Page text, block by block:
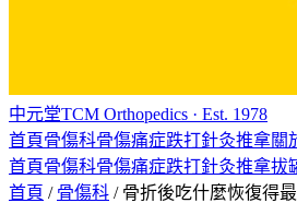
中元堂TCM Orthopedics · Est. 1978
首頁骨傷科骨傷痛症跌打針灸推拿關
首頁骨傷科骨傷痛症跌打針灸推拿拔
首頁 / 骨傷科 / 骨折後吃什麼恢復得